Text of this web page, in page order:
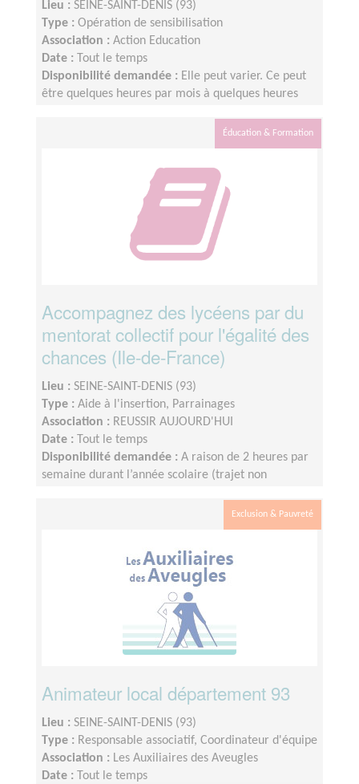
Lieu : SEINE-SAINT-DENIS (93)
Type : Opération de sensibilisation
Association : Action Education
Date :
Tout le temps
Disponibilité demandée : Elle peut varier. Ce peut
être quelques heures par mois à quelques heures
Éducation & Formation
Accompagnez des lycéens par du
mentorat collectif pour l'égalité des
chances (Ile-de-France)
Lieu : SEINE-SAINT-DENIS (93)
Type : Aide à l'insertion, Parrainages
Association : REUSSIR AUJOURD'HUI
Date :
Tout le temps
Disponibilité demandée : A raison de 2 heures par
semaine durant l’année scolaire (trajet non
Nous fonctionnons sur le calendrier scolaire, vos
Exclusion & Pauvreté
Animateur local département 93
Lieu : SEINE-SAINT-DENIS (93)
Type : Responsable associatif, Coordinateur d'équipe
Association : Les Auxiliaires des Aveugles
Date :
Tout le temps